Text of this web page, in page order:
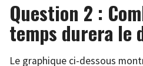
Question 2 :
temps durera le
Le graphique ci-dessous